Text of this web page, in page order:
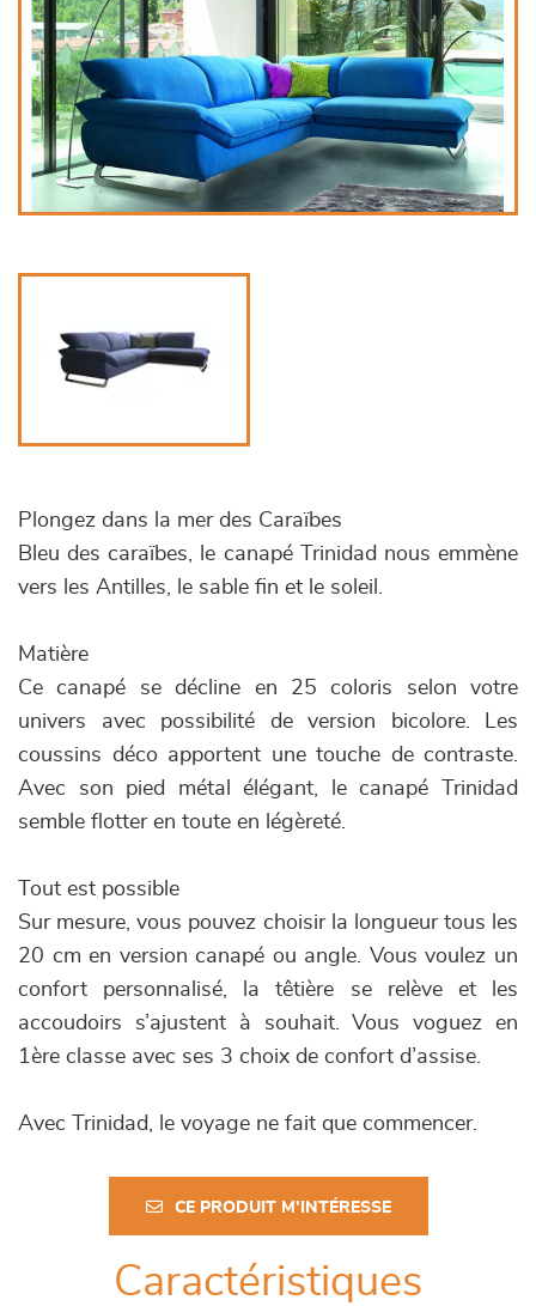
Plongez dans la mer des Caraïbes
Bleu des caraïbes, le canapé Trinidad nous emmène
vers les Antilles, le sable fin et le soleil.
Matière
Ce canapé se décline en 25 coloris selon votre
univers avec possibilité de version bicolore. Les
coussins déco apportent une touche de contraste.
Avec son pied métal élégant, le canapé Trinidad
semble flotter en toute en légèreté.
Tout est possible
Sur mesure, vous pouvez choisir la longueur tous les
20 cm en version canapé ou angle. Vous voulez un
confort personnalisé, la têtière se relève et les
accoudoirs s’ajustent à souhait. Vous voguez en
1ère classe avec ses 3 choix de confort d’assise.
Avec Trinidad, le voyage ne fait que commencer.
CE PRODUIT M'INTÉRESSE
Caractéristiques